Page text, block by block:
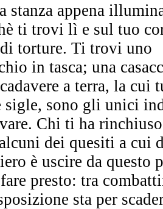
stanza appena
ti trovi lì e sul tuo
torture. Ti trovi uno
in tasca; una
a terra, la cui
sigle, sono gli unici
Chi ti ha
dei quesiti a cui
è uscire da questo
presto: tra
sta per